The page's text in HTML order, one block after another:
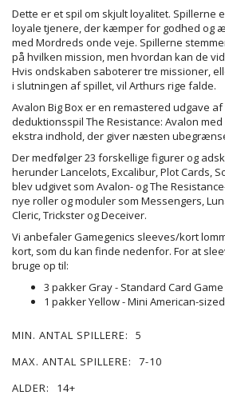
Dette er et spil om skjult loyalitet. Spillerne
loyale tjenere, der kæmper for godhed og
med Mordreds onde veje. Spillerne
på hvilken mission, men hvordan kan de
Hvis ondskaben saboterer tre missioner,
i slutningen af spillet, vil Arthurs rige falde.
Avalon Big Box er en remastered udgave
deduktionsspil The Resistance: Avalon
ekstra indhold, der giver næsten
Der medfølger 23 forskellige figurer og
herunder Lancelots, Excalibur, Plot Cards,
blev udgivet som Avalon- og The
nye roller og moduler som Messengers,
Cleric, Trickster og Deceiver.
Vi anbefaler Gamegenics sleeves/kort
kort, som du kan finde nedenfor. For at
bruge op til:
3 pakker Gray - Standard Card Game
1 pakker Yellow - Mini American-
MIN. ANTAL SPILLERE:
5
MAX. ANTAL SPILLERE:
7-10
ALDER:
14+